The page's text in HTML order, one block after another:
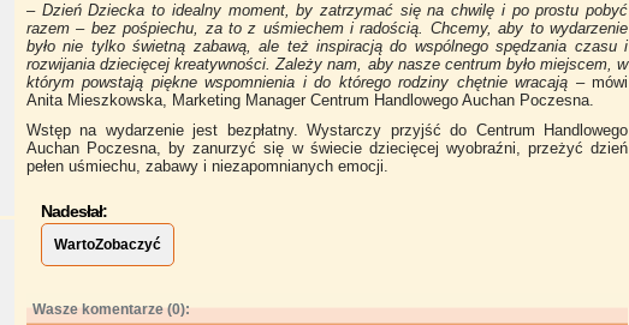
– Dzień Dziecka to idealny moment, by zatrzymać się na chwilę i po prostu pobyć
razem – bez pośpiechu, za to z uśmiechem i radością. Chcemy, aby to wydarzenie
było nie tylko świetną zabawą, ale też inspiracją do wspólnego spędzania czasu i
rozwijania dziecięcej kreatywności. Zależy nam, aby nasze centrum było miejscem, w
którym powstają piękne wspomnienia i do którego rodziny chętnie wracają – mówi
Anita Mieszkowska, Marketing Manager Centrum Handlowego Auchan Poczesna.
Wstęp na wydarzenie jest bezpłatny. Wystarczy przyjść do Centrum Handlowego
Auchan Poczesna, by zanurzyć się w świecie dziecięcej wyobraźni, przeżyć dzień
pełen uśmiechu, zabawy i niezapomnianych emocji.
Nadesłał:
WartoZobaczyć
Wasze komentarze (0):